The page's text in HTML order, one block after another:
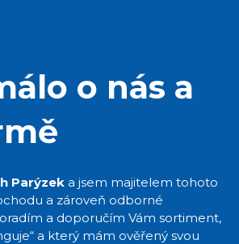
o nás a
Parýzek a jsem majitelem tohoto
a zároveň odborné
a doporučím Vám sortiment,
a který mám ověřený svou